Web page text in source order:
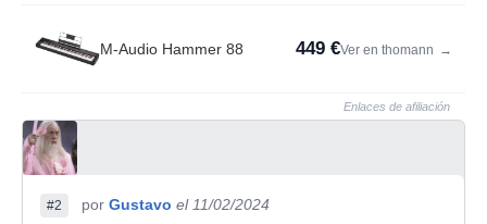
M-Audio Hammer 88 449 €Ver en thomann →
Enlaces de afiliación
#2 por Gustavo el 11/02/2024